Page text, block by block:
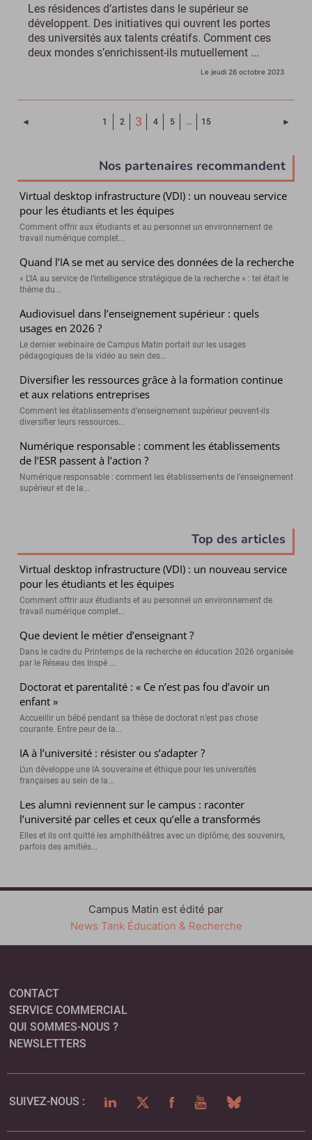
Les résidences d’artistes dans le supérieur se
développent. Des initiatives qui ouvrent les portes
des universités aux talents créatifs. Comment ces
deux mondes s’enrichissent-ils mutuellement ...
Le jeudi 26 octobre 2023
◄ 1 2 3 (Page courante)
4 5 … 15 ►
Nos partenaires recommandent
Virtual desktop infrastructure (VDI) : un nouveau service
pour les étudiants et les équipes
Comment offrir aux étudiants et au personnel un environnement de
travail numérique complet...
Quand l’IA se met au service des données de la recherche
« L’IA au service de l’intelligence stratégique de la recherche » : tel était le
thème du...
Audiovisuel dans l’enseignement supérieur : quels
usages en 2026 ?
Le dernier webinaire de Campus Matin portait sur les usages
pédagogiques de la vidéo au sein des...
Diversifier les ressources grâce à la formation continue
et aux relations entreprises
Comment les établissements d’enseignement supérieur peuvent-ils
diversifier leurs ressources...
Numérique responsable : comment les établissements
de l’ESR passent à l’action ?
Numérique responsable : comment les établissements de l’enseignement
supérieur et de la...
Top des articles
Virtual desktop infrastructure (VDI) : un nouveau service
pour les étudiants et les équipes
Comment offrir aux étudiants et au personnel un environnement de
travail numérique complet...
Que devient le métier d’enseignant ?
Dans le cadre du Printemps de la recherche en éducation 2026 organisée
par le Réseau des Inspé ...
Doctorat et parentalité : « Ce n’est pas fou d’avoir un
enfant »
Accueillir un bébé pendant sa thèse de doctorat n’est pas chose
courante. Entre peur de la...
IA à l’université : résister ou s’adapter ?
L’un développe une IA souveraine et éthique pour les universités
françaises au sein de la...
Les alumni reviennent sur le campus : raconter
l’université par celles et ceux qu’elle a transformés
Elles et ils ont quitté les amphithéâtres avec un diplôme, des souvenirs,
parfois des amitiés...
Campus Matin est édité par
News Tank Éducation & Recherche
CONTACT
SERVICE COMMERCIAL
QUI SOMMES-NOUS ?
NEWSLETTERS
SUIVEZ-NOUS : LINKEDINTWITTERFACEBOOKYOUTUBEBLUESKY